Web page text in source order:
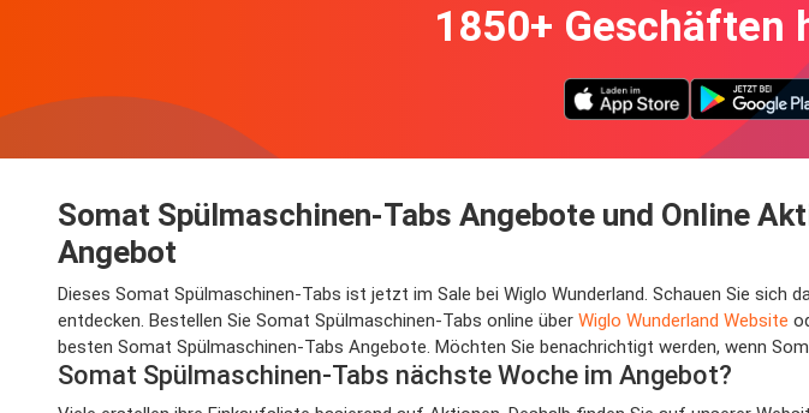
1850+ Geschäften
Somat Spülmaschinen-Tabs Angebote und Online
Angebot
Dieses Somat Spülmaschinen-Tabs ist jetzt im Sale bei Wiglo Wunderland. Schauen Sie
entdecken. Bestellen Sie Somat Spülmaschinen-Tabs online über Wiglo Wunderland Website
besten Somat Spülmaschinen-Tabs Angebote. Möchten Sie benachrichtigt werden, wenn
Somat Spülmaschinen-Tabs nächste Woche im Angebot?